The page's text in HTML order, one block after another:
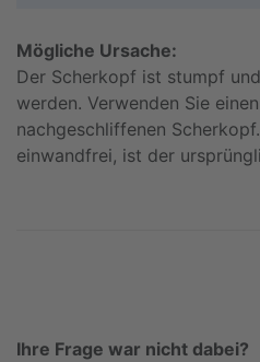
Mögliche Ursache:
Der Scherkopf ist stumpf
werden. Verwenden Sie
nachgeschliffenen
einwandfrei, ist der
Ihre Frage war nicht dabei?